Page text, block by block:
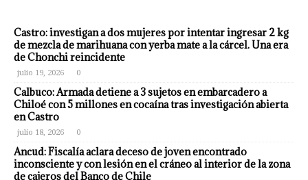
Castro: investigan a dos mujeres por intentar ingresar 2 kg
de mezcla de marihuana con yerba mate a la cárcel. Una era
de Chonchi reincidente
julio 19, 2026 0
Calbuco: Armada detiene a 3 sujetos en embarcadero a
Chiloé con 5 millones en cocaína tras investigación abierta
en Castro
julio 18, 2026 0
Ancud: Fiscalía aclara deceso de joven encontrado
inconsciente y con lesión en el cráneo al interior de la zona
de cajeros del Banco de Chile